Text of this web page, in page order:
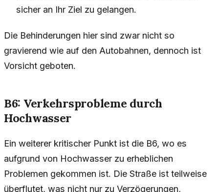
sicher an Ihr Ziel zu gelangen.
Die Behinderungen hier sind zwar nicht so
gravierend wie auf den Autobahnen, dennoch ist
Vorsicht geboten.
B6: Verkehrsprobleme durch
Hochwasser
Ein weiterer kritischer Punkt ist die B6, wo es
aufgrund von Hochwasser zu erheblichen
Problemen gekommen ist. Die Straße ist teilweise
überflutet, was nicht nur zu Verzögerungen,